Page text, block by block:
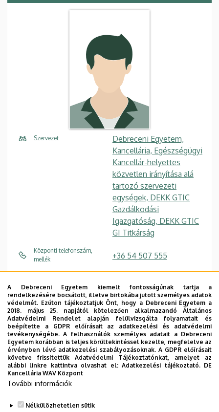
A Debreceni Egyetem kiemelt fontosságúnak tartja a
rendelkezésére bocsátott, illetve birtokába jutott személyes adatok
védelmét. Ezúton tájékoztatjuk Önt, hogy a Debreceni Egyetem a
2018. május 25. napjától kötelezően alkalmazandó Általános
Adatvédelmi Rendelet alapján felülvizsgálta folyamatait és
beépítette a GDPR előírásait az adatkezelési és adatvédelmi
tevékenységébe. A felhasználók személyes adatait a Debreceni
Egyetem korábban is teljes körültekintéssel kezelte, megfelelve az
érvényben lévő adatkezelési szabályozásoknak. A GDPR előírásait
követve frissítettük Adatvédelmi Tájékoztatónkat, amelyet az
alábbi linkre kattintva olvashat el:Adatkezelési tájékoztató. DE
Kancellária WAV Központ
További információk
Nélkülözhetetlen sütik
Szervezet
Debreceni Egyetem,
Kancellária, Egészségügyi
Kancellár-helyettes
közvetlen irányítása alá
tartozó szervezeti
egységek, DEKK GTIC
Gazdálkodási
Igazgatóság, DEKK GTIC
GI Titkárság
Központi telefonszám,
mellék
+36 54 507 555
eb.hu
Cím
4100 Berettyóújfalu
Orbán Balázs tér 1.
Épület Főépület, földszint
telefonkönyvében|Külső személyek rögzítése a